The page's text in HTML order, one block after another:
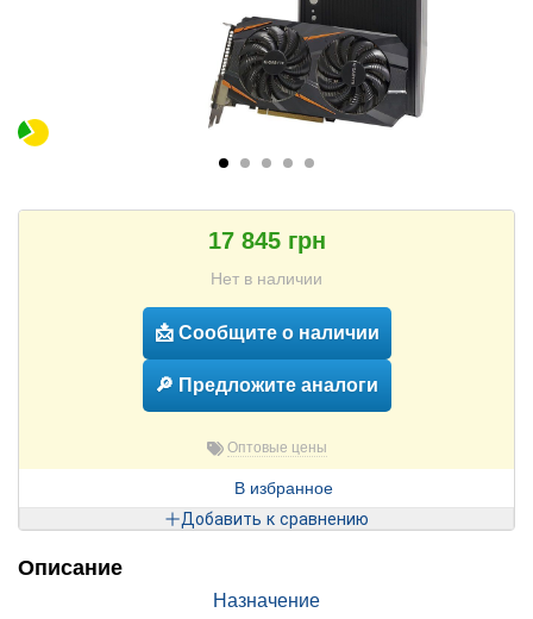
17 845 грн
Нет в наличии
📩 Сообщите о наличии
🔎 Предложите аналоги
Оптовые цены
В избранное
Добавить к сравнению
Описание
Назначение